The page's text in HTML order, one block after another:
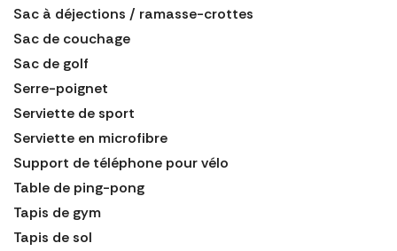
Sac à déjections / ramasse-crottes
Sac de couchage
Sac de golf
Serre-poignet
Serviette de sport
Serviette en microfibre
Support de téléphone pour vélo
Table de ping-pong
Tapis de gym
Tapis de sol